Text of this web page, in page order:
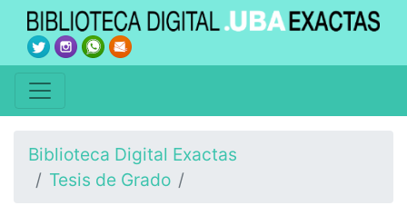
Biblioteca Digital Exactas
Tesis de Grado